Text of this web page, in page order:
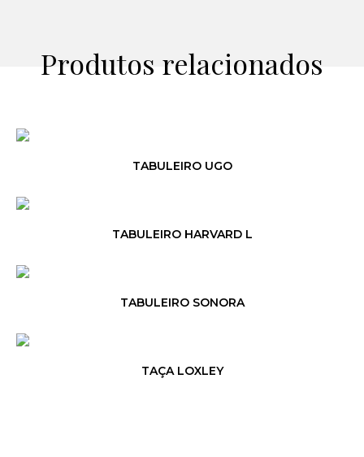
Produtos relacionados
TABULEIRO UGO
TABULEIRO HARVARD L
TABULEIRO SONORA
TAÇA LOXLEY